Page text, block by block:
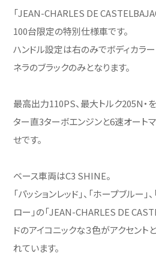
「JEAN-CHARLES DE
100台限定の特別仕様車です。
ハンドル設定は右のみでボディカラ
ネラのブラックのみとなります。
最高出力110PS、最大トルク205N・
ター直3ターボエンジンと6速オート
せです。
ベース車両はC3 SHINE。
「パッションレッド」、「ホープブルー」
ロー」の「JEAN-CHARLES DE
ドのアイコニックな３色がアクセント
れています。